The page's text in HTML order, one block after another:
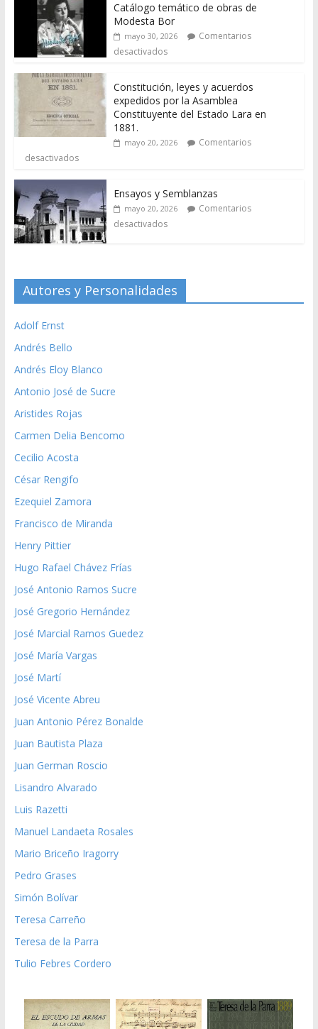
Catálogo temático de obras de
Modesta Bor
mayo 30, 2026
Comentarios
desactivados
Constitución, leyes y acuerdos
expedidos por la Asamblea
Constituyente del Estado Lara en
1881.
mayo 20, 2026
Comentarios
desactivados
Ensayos y Semblanzas
mayo 20, 2026
Comentarios
desactivados
Autores y Personalidades
Adolf Ernst
Andrés Bello
Andrés Eloy Blanco
Antonio José de Sucre
Aristides Rojas
Carmen Delia Bencomo
Cecilio Acosta
César Rengifo
Ezequiel Zamora
Francisco de Miranda
Henry Pittier
Hugo Rafael Chávez Frías
José Antonio Ramos Sucre
José Gregorio Hernández
José Marcial Ramos Guedez
José María Vargas
José Martí
José Vicente Abreu
Juan Antonio Pérez Bonalde
Juan Bautista Plaza
Juan German Roscio
Lisandro Alvarado
Luis Razetti
Manuel Landaeta Rosales
Mario Briceño Iragorry
Pedro Grases
Simón Bolívar
Teresa Carreño
Teresa de la Parra
Tulio Febres Cordero